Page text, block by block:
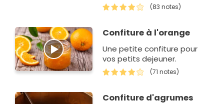
(83 notes)
Confiture à l'orange
Une petite confiture pour
vos petits dejeuner.
(71 notes)
Confiture d'agrumes